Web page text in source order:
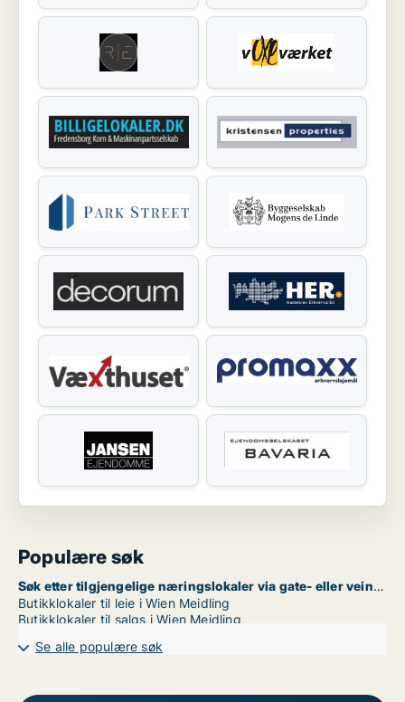
Populære søk
Søk etter tilgjengelige næringslokaler via gate- eller veinavn i Wien Meidling
Butikklokaler til leie i Wien Meidling
Butikklokaler til salgs i Wien Meidling
Se alle populære søk